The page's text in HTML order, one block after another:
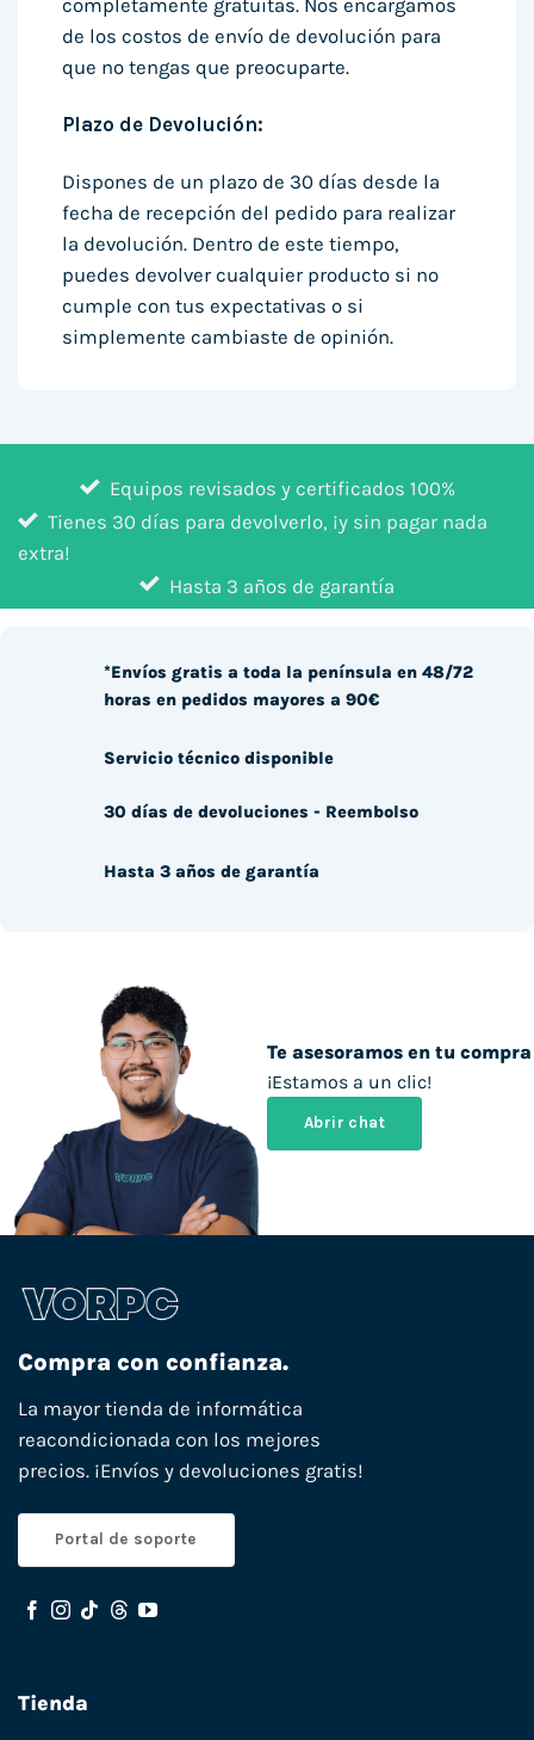
completamente gratuitas. Nos encargamos
de los costos de envío de devolución para
que no tengas que preocuparte.
Plazo de Devolución:
Dispones de un plazo de 30 días desde la
fecha de recepción del pedido para realizar
la devolución. Dentro de este tiempo,
puedes devolver cualquier producto si no
cumple con tus expectativas o si
simplemente cambiaste de opinión.
Equipos revisados y certificados 100%
Tienes 30 días para devolverlo, ¡y sin pagar nada
extra!
Hasta 3 años de garantía
Te asesoramos en tu compra
¡Estamos a un clic!
Abrir chat
*Envíos gratis a toda la península en 48/72
horas en pedidos mayores a 90€
Servicio técnico disponible
30 días de devoluciones - Reembolso
Hasta 3 años de garantía
Compra con confianza.
La mayor tienda de informática
reacondicionada con los mejores
precios. ¡Envíos y devoluciones gratis!
Portal de soporte
Tienda